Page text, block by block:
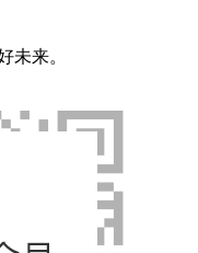
未来。